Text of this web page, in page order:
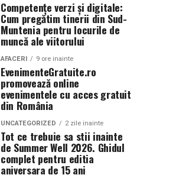
Competențe verzi și digitale:
Cum pregătim tinerii din Sud-
Muntenia pentru locurile de
muncă ale viitorului
AFACERI 9 ore inainte
EvenimenteGratuite.ro
promovează online
evenimentele cu acces gratuit
din România
UNCATEGORIZED 2 zile inainte
Tot ce trebuie sa stii inainte
de Summer Well 2026. Ghidul
complet pentru editia
aniversara de 15 ani